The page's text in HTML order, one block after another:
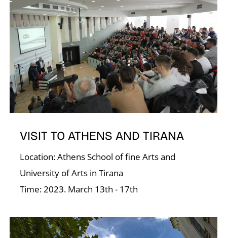
VISIT TO ATHENS AND TIRANA
Location: Athens School of fine Arts and
University of Arts in Tirana
Time: 2023. March 13th - 17th